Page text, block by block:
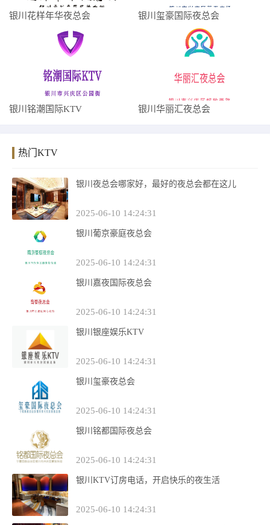
银川花样年华夜总会 银川玺豪国际夜总会
银川铭潮国际KTV 银川华丽汇夜总会
热门KTV
银川夜总会哪家好，最好的夜总会都在这儿
2025-06-10 14:24:31
银川葡京豪庭夜总会
2025-06-10 14:24:31
银川嘉夜国际夜总会
2025-06-10 14:24:31
银川银座娱乐KTV
2025-06-10 14:24:31
银川玺豪夜总会
2025-06-10 14:24:31
银川铭都国际夜总会
2025-06-10 14:24:31
银川KTV订房电话，开启快乐的夜生活
2025-06-10 14:24:31